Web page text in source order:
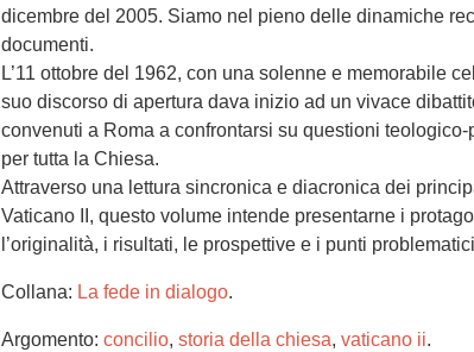
dicembre del 2005. Siamo nel pieno delle dinamiche
documenti.
L’11 ottobre del 1962, con una solenne e memorabile
suo discorso di apertura dava inizio ad un vivace
convenuti a Roma a confrontarsi su questioni
per tutta la Chiesa.
Attraverso una lettura sincronica e diacronica dei
Vaticano II, questo volume intende presentarne i
l’originalità, i risultati, le prospettive e i punti
Collana: La fede in dialogo.
Argomento: concilio, storia della chiesa, vaticano ii.